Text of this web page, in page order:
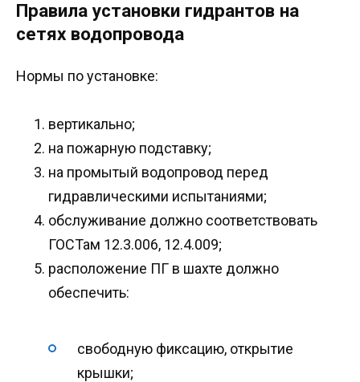
Правила установки гидрантов на
сетях водопровода
Нормы по установке:
вертикально;
на пожарную подставку;
на промытый водопровод перед
гидравлическими испытаниями;
обслуживание должно соответствовать
ГОСТам 12.3.006, 12.4.009;
расположение ПГ в шахте должно
обеспечить:
свободную фиксацию, открытие
крышки;